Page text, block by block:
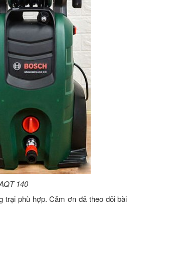
140
phù hợp. Cảm ơn đã theo dõi bài